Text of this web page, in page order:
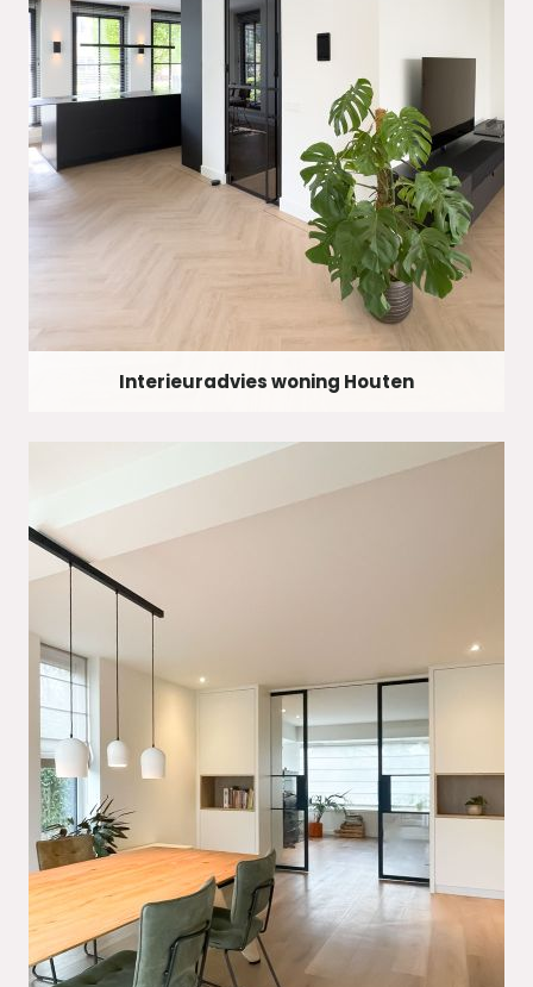
Interieuradvies woning Houten